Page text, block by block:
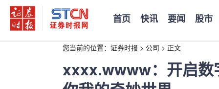
首页 快讯 要闻 股市
您当前的位置： 证券时报 > 公司 > 正文
xxxx.wwww：开启数